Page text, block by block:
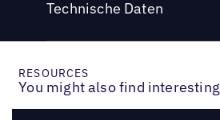
Technische Daten
RESOURCES
You might also find interesting